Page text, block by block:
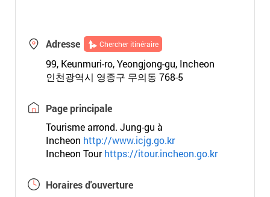
Adresse Chercher itinéraire
99, Keunmuri-ro, Yeongjong-gu, Incheon
인천광역시 영종구 무의동 768-5
Page principale
Tourisme arrond. Jung-gu à
Incheon http://www.icjg.go.kr
Incheon Tourhttps://itour.incheon.go.kr
Horaires d'ouverture